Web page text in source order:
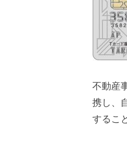
不動産
携し、
するこ